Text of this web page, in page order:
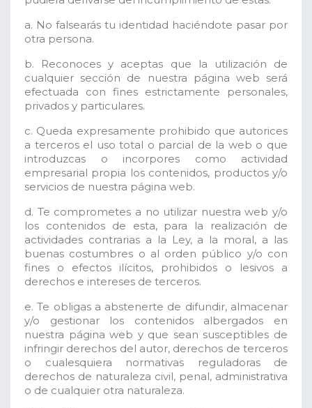
a. No falsearás tu identidad haciéndote pasar por
otra persona.
b. Reconoces y aceptas que la utilización de
cualquier sección de nuestra página web será
efectuada con fines estrictamente personales,
privados y particulares.
c. Queda expresamente prohibido que autorices
a terceros el uso total o parcial de la web o que
introduzcas o incorpores como actividad
empresarial propia los contenidos, productos y/o
servicios de nuestra página web.
d. Te comprometes a no utilizar nuestra web y/o
los contenidos de esta, para la realización de
actividades contrarias a la Ley, a la moral, a las
buenas costumbres o al orden público y/o con
fines o efectos ilícitos, prohibidos o lesivos a
derechos e intereses de terceros.
e. Te obligas a abstenerte de difundir, almacenar
y/o gestionar los contenidos albergados en
nuestra página web y que sean susceptibles de
infringir derechos del autor, derechos de terceros
o cualesquiera normativas reguladoras de
derechos de naturaleza civil, penal, administrativa
o de cualquier otra naturaleza.